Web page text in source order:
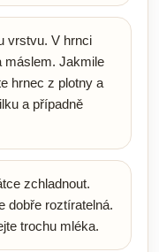
vrstvu. V hrnci
máslem. Jakmile
hrnec z plotny a
a případně
zchladnout.
dobře roztíratelná.
trochu mléka.